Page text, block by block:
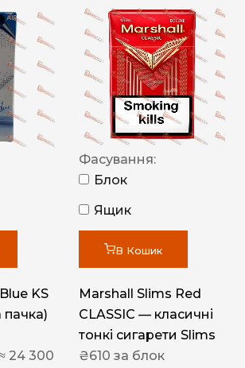
KS
пачка)
24 300
Фасування:
Блок
Ящик
В Кошик
Marshall Slims Red
CLASSIC — класичні
тонкі сигарети Slims
₴610 за блок